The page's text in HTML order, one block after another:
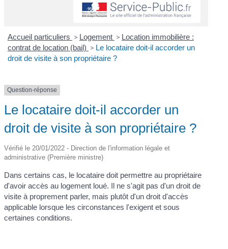
Accueil particuliers > Logement > Location immobilière :
contrat de location (bail) > Le locataire doit-il accorder un
droit de visite à son propriétaire ?
Question-réponse
Le locataire doit-il accorder un
droit de visite à son propriétaire ?
Vérifié le 20/01/2022 - Direction de l'information légale et
administrative (Première ministre)
Dans certains cas, le locataire doit permettre au propriétaire
d'avoir accès au logement loué. Il ne s'agit pas d'un droit de
visite à proprement parler, mais plutôt d'un droit d'accès
applicable lorsque les circonstances l'exigent et sous
certaines conditions.